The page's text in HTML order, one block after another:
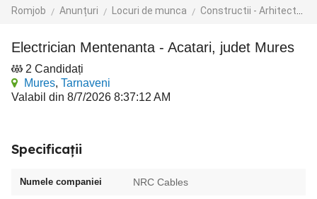
Romjob Anunțuri Locuri de munca Constructii - Arhitectura - Design
Electrician Mentenanta - Acatari, judet Mures
2 Candidați
Mures, Tarnaveni
Valabil din 8/7/2026 8:37:12 AM
Specificații
Numele companiei NRC Cables